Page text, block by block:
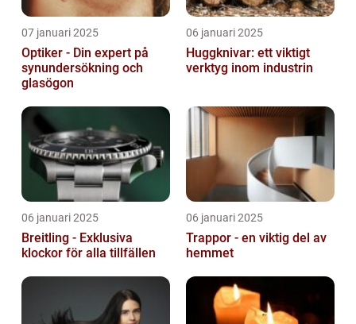
07 januari 2025
Optiker - Din expert på
synundersökning och
glasögon
06 januari 2025
Huggknivar: ett viktigt
verktyg inom industrin
06 januari 2025
Breitling - Exklusiva
klockor för alla tillfällen
06 januari 2025
Trappor - en viktig del av
hemmet